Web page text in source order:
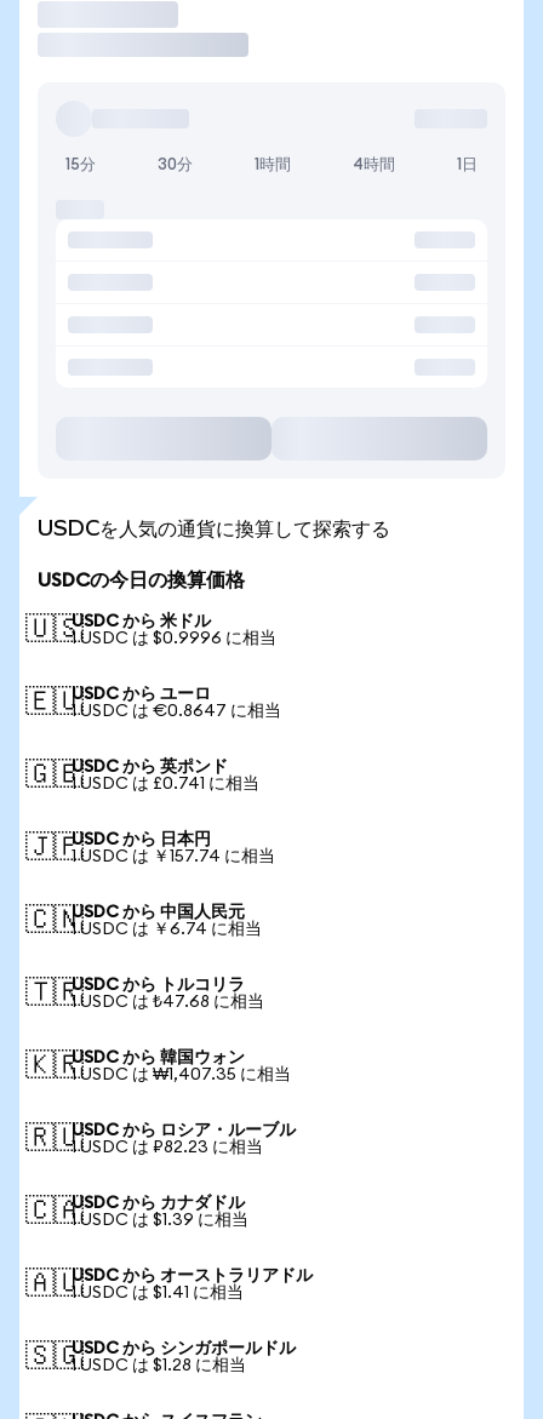
15分 30分 1時間 4時間 1日
USDCを人気の通貨に換算して探索する
USDCの今日の換算価格
🇺🇸USDC から 米ドル
1 USDC は $0.9996 に相当
🇪🇺USDC から ユーロ
1 USDC は €0.8647 に相当
🇬🇧USDC から 英ポンド
1 USDC は £0.741 に相当
🇯🇵USDC から 日本円
1 USDC は ￥157.74 に相当
🇨🇳USDC から 中国人民元
1 USDC は ￥6.74 に相当
🇹🇷USDC から トルコリラ
1 USDC は ₺47.68 に相当
🇰🇷USDC から 韓国ウォン
1 USDC は ₩1,407.35 に相当
🇷🇺USDC から ロシア・ルーブル
1 USDC は ₽82.23 に相当
🇨🇦USDC から カナダドル
1 USDC は $1.39 に相当
🇦🇺USDC から オーストラリアドル
1 USDC は $1.41 に相当
🇸🇬USDC から シンガポールドル
1 USDC は $1.28 に相当